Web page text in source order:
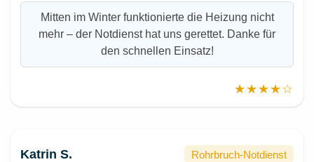
Mitten im Winter funktionierte die Heizung nicht
mehr – der Notdienst hat uns gerettet. Danke für
den schnellen Einsatz!
★★★★☆
Katrin S. Rohrbruch-Notdienst